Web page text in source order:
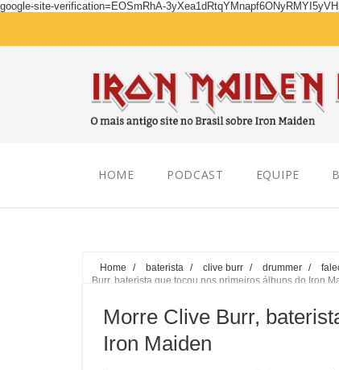
google-site-verification=EOSmRhA-
HOME PODCAST EQUIPE
Home / baterista / clive burr / drummer /
Burr, baterista que tocou nos primeiros álbuns do Iron
Morre Clive Burr,
Iron Maiden